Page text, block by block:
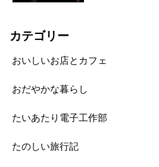
カテゴリー
おいしいお店とカフェ
おだやかな暮らし
たいあたり電子工作部
たのしい旅行記